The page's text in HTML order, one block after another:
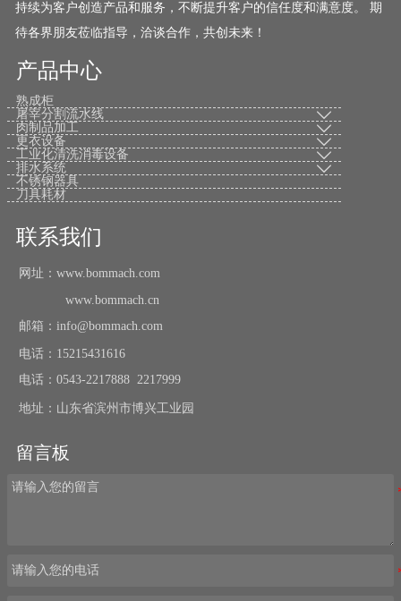
持续为客户创造产品和服务，不断提升客户的信任度和满意度。 期
待各界朋友莅临指导，洽谈合作，共创未来！
产品中心
熟成柜
屠宰分割流水线

肉制品加工 
更衣设备 
工业化清洗消毒设备 
排水系统 
不锈钢器具
刀具耗材
联系我们
网址：www.bommach.com
www.bommach.cn
邮箱：info@bommach.com
电话：15215431616
电话：0543-2217888 2217999
地址：山东省滨州市博兴工业园
留言板